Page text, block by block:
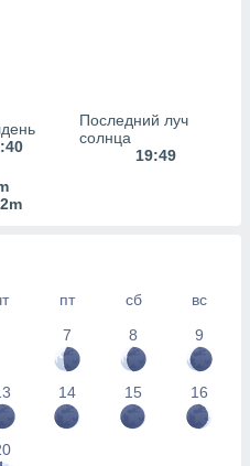
Последний луч
солнца
19:49
пт сб
вс
7
8 9
14 15 16